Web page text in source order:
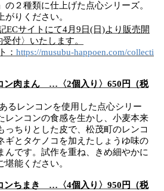
の２種類に仕上げた点心シリーズ。
がりください。
ECサイトにて4月9日(日)より販売開
付〉いたします。
： https://musubu-happoen.com/collecti
ン肉まん …〈2個入り〉650円（税
るレンコンを使用した点心シリー
レンコンの食感を生かし、小麦本来
っちりとした皮で、松茂町のレンコ
ギとタケノコを加えたしょうゆ味の
んです。試作を重ね、きめ細やかに
能ください。
ンちまき …〈4個入り〉950円（税